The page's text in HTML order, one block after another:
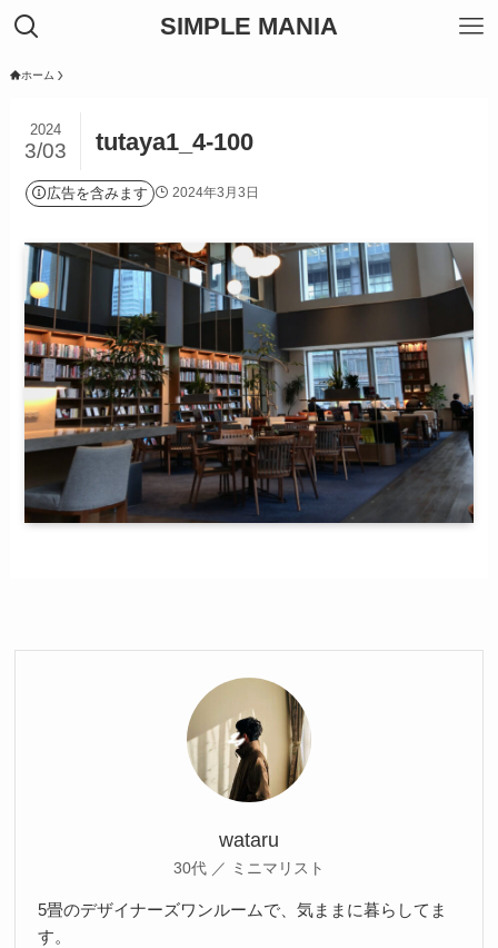
SIMPLE MANIA
ホーム
tutaya1_4-100
2024
3/03
広告を含みます 2024年3月3日
wataru
30代 ／ ミニマリスト
5畳のデザイナーズワンルームで、気ままに暮らしてま
す。